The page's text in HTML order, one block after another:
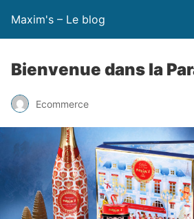
Maxim's – Le blog
Bienvenue dans la
Ecommerce